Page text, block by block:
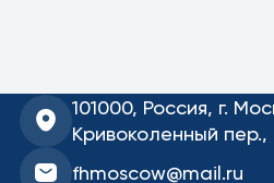
101000, Россия, г.
Кривоколенный пер.,
fhmoscow@mail.ru